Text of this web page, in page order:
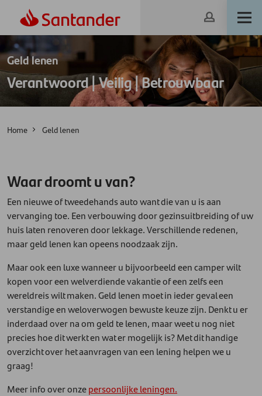
Geld lenen
Verantwoord | Veilig | Betrouwbaar
Home Geld lenen
Waar droomt u van?
Een nieuwe of tweedehands auto want die van u is aan
vervanging toe. Een verbouwing door gezinsuitbreiding of uw
huis laten renoveren door lekkage. Verschillende redenen,
maar geld lenen kan opeens noodzaak zijn.
Maar ook een luxe wanneer u bijvoorbeeld een camper wilt
kopen voor een welverdiende vakantie of een zelfs een
wereldreis wilt maken. Geld lenen moet in ieder geval een
verstandige en weloverwogen bewuste keuze zijn. Denkt u er
inderdaad over na om geld te lenen, maar weet u nog niet
precies hoe dit werkt en wat er mogelijk is? Met dit handige
overzicht over het aanvragen van een lening helpen we u
graag!
Meer info over onzepersoonlijke leningen.